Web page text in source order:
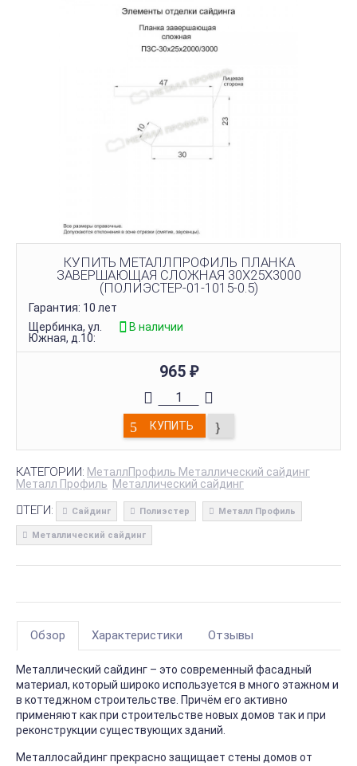
КУПИТЬ МЕТАЛЛПРОФИЛЬ ПЛАНКА
ЗАВЕРШАЮЩАЯ СЛОЖНАЯ 30Х25Х3000
(ПОЛИЭСТЕР-01-1015-0.5)
Гарантия: 10 лет
Щербинка, ул.
Южная, д.10:
В наличии
965 ₽
КУПИТЬ
КАТЕГОРИИ: МеталлПрофиль Металлический сайдинг
Металл Профиль Металлический сайдинг
ТЕГИ: Сайдинг Полиэстер Металл Профиль
Металлический сайдинг
Обзор Характеристики Отзывы
Металлический сайдинг – это современный фасадный
материал, который широко используется в много этажном и
в коттеджном строительстве. Причём его активно
применяют как при строительстве новых домов так и при
реконструкции существующих зданий.
Металлосайдинг прекрасно защищает стены домов от